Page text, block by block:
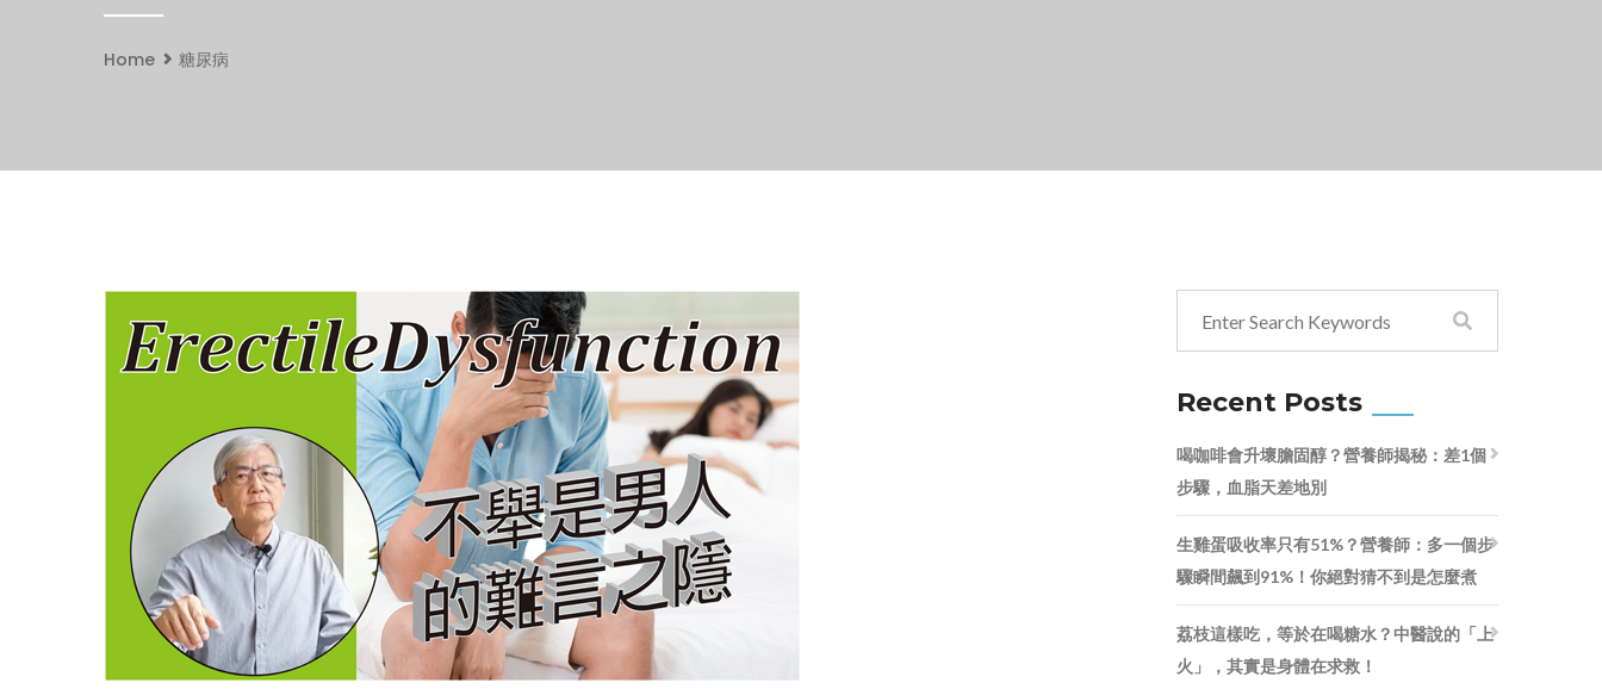
Home 糖尿病
Recent Posts
喝咖啡會升壞膽固醇？營養師揭秘：差1個
步驟，血脂天差地別
生雞蛋吸收率只有51%？營養師：多一個步
驟瞬間飆到91%！你絕對猜不到是怎麼煮
荔枝這樣吃，等於在喝糖水？中醫說的「上
火」，其實是身體在求救！